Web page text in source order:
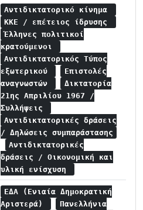
Αντιδικτατορικό κίνημα
ΚΚΕ / επέτειος ίδρυσης
Έλληνες πολιτικοί
κρατούμενοι
Αντιδικτατορικός Τύπος
εξωτερικού
Επιστολές
αναγνωστών
Δικτατορία
21ης Απριλίου 1967 /
Συλλήψεις
Αντιδικτατορικές δράσεις
/ Δηλώσεις συμπαράστασης
Αντιδικτατορικές
δράσεις / Οικονομική και
υλική ενίσχυση
ΕΔΑ (Ενιαία Δημοκρατική
Αριστερά)
Πανελλήνια